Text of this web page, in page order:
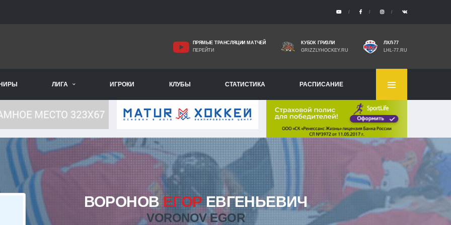
ПРЯМЫЕ ТРАНСЛЯЦИИ МАТЧЕЙ
ПЕРЕЙТИ
КУБОК ГРИЗЛИ
GRIZZLYHOCKEY.RU
ЛХЛ-77
LHL-77.RU
ЛИГА ИГРОКИ КЛУБЫ СТАТИСТИКА РАСПИСАНИЕ
ВОРОНОВЕГОРЕВГЕНЬЕВИЧ
VORONOV EGOR